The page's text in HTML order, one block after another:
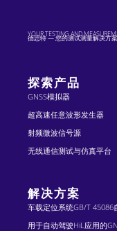
德思特 — 您的测试测量解决方
YOUR TESTING AND
探索产品
GNSS模拟器
超高速任意波形发生器
射频微波信号源
无线通信测试与仿真平台
解决方案
车载定位系统GB/T 45086
用于自动驾驶HiL应用的